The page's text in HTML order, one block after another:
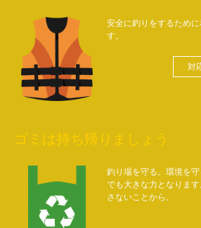
安全に釣りをするため
す。
対
ゴミは持ち帰りましょう
釣り場を守る。環境を
でも大きな力となりま
さないことから。